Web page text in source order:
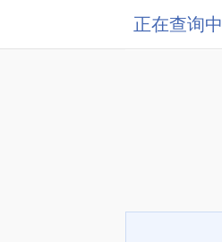
正在查询中